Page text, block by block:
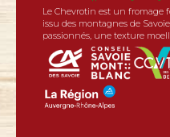
Le Chevrotin est un fromage
issu des montagnes de
passionnés, une texture